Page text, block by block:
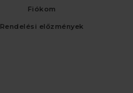
Fiókom
Rendelési előzmények